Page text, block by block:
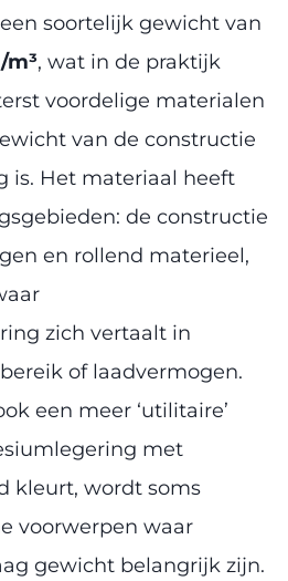
soortelijk gewicht van
m³, wat in de praktijk
voordelige materialen
van de constructie
is. Het materiaal heeft
de constructie
en rollend materieel,
zich vertaalt in
of laadvermogen.
een meer ‘utilitaire’
met
kleurt, wordt soms
voorwerpen waar
gewicht belangrijk zijn.